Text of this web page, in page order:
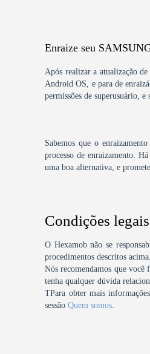
Enraize seu
Após realizar a atualização
Android OS, e para de
permissões de superusuário,
Sabemos que o
processo de enraizamento.
uma boa alternativa, e
Condições legais
O Hexamob não se
procedimentos descritos acima.
Nós recomendamos que você
tenha qualquer dúvida
TPara obter mais
sessãoQuem somos.